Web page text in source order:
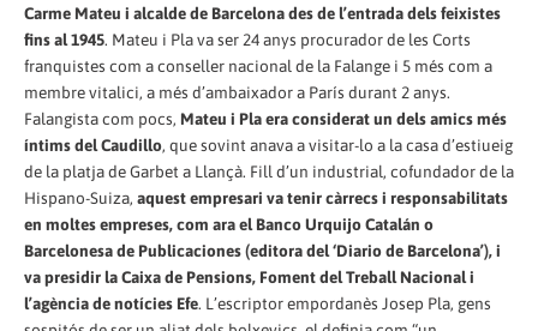
Carme Mateu i alcalde de Barcelona des de l’entrada dels feixistes
fins al 1945. Mateu i Pla va ser 24 anys procurador de les Corts
franquistes com a conseller nacional de la Falange i 5 més com a
membre vitalici, a més d’ambaixador a París durant 2 anys.
Falangista com pocs, Mateu i Pla era considerat un dels amics més
íntims del Caudillo, que sovint anava a visitar-lo a la casa d’estiueig
de la platja de Garbet a Llançà. Fill d’un industrial, cofundador de la
Hispano-Suiza, aquest empresari va tenir càrrecs i responsabilitats
en moltes empreses, com ara el Banco Urquijo Catalán o
Barcelonesa de Publicaciones (editora del ‘Diario de Barcelona’), i
va presidir la Caixa de Pensions, Foment del Treball Nacional i
l’agència de notícies Efe. L’escriptor empordanès Josep Pla, gens